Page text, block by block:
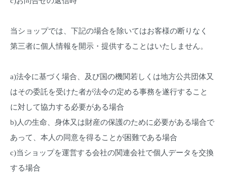
当ショップでは、下記の場合を除いてはお客様の断りなく
第三者に個人情報を開示・提供することはいたしません。
a)法令に基づく場合、及び国の機関若しくは地方公共団体又
はその委託を受けた者が法令の定める事務を遂行すること
に対して協力する必要がある場合
b)人の生命、身体又は財産の保護のために必要がある場合で
あって、本人の同意を得ることが困難である場合
c)当ショップを運営する会社の関連会社で個人データを交換
する場合